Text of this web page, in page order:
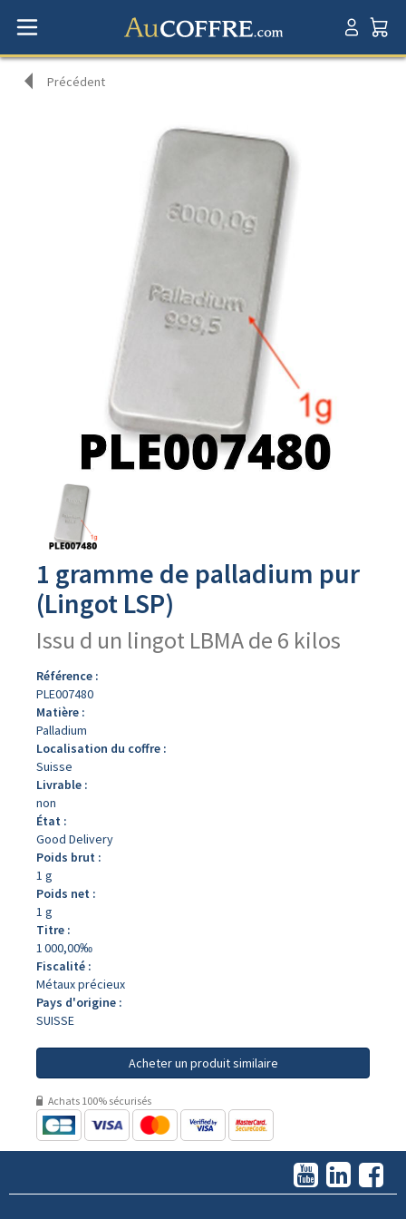
Précédent
produit
1 gramme de palladium pur
(Lingot LSP)
Issu d un lingot LBMA de 6 kilos
Référence :
PLE007480
Matière :
Palladium
Localisation du coffre :
Suisse
Livrable :
non
État :
Good Delivery
Poids brut :
1 g
Poids net :
1 g
Titre :
1 000,00‰
Fiscalité :
Métaux précieux
Pays d'origine :
SUISSE
Acheter un produit similaire
Achats 100% sécurisés